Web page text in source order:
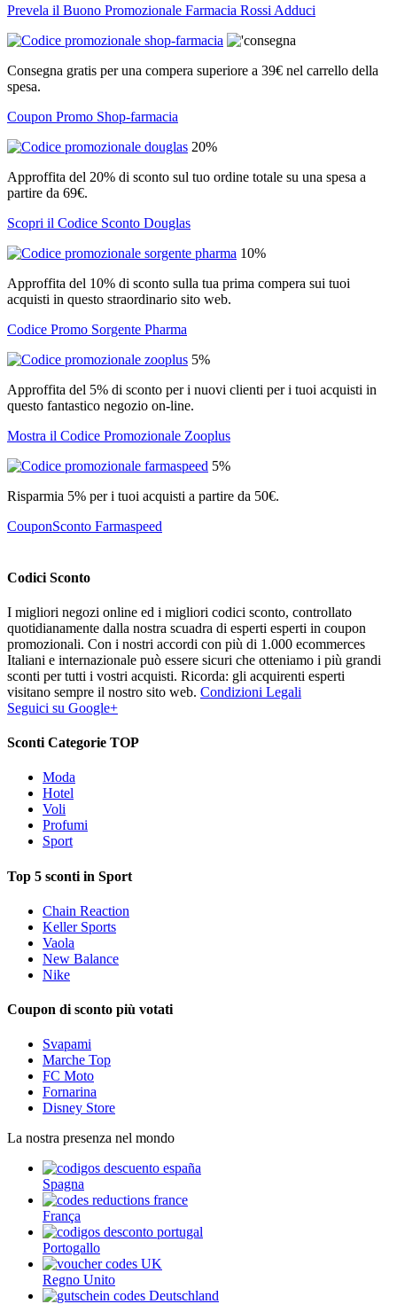
Prevela il Buono Promozionale Farmacia Rossi Adduci
Consegna gratis per una compera superiore a 39€ nel carrello della
spesa.
Coupon Promo Shop-farmacia
20%
Approffita del 20% di sconto sul tuo ordine totale su una spesa a
partire da 69€.
Scopri il Codice Sconto Douglas
10%
Approffita del 10% di sconto sulla tua prima compera sui tuoi
acquisti in questo straordinario sito web.
Codice Promo Sorgente Pharma
5%
Approffita del 5% di sconto per i nuovi clienti per i tuoi acquisti in
questo fantastico negozio on-line.
Mostra il Codice Promozionale Zooplus
5%
Risparmia 5% per i tuoi acquisti a partire da 50€.
CouponSconto Farmaspeed
Codici Sconto
I migliori negozi online ed i migliori codici sconto, controllato
quotidianamente dalla nostra scuadra di esperti esperti in coupon
promozionali. Con i nostri accordi con più di 1.000 ecommerces
Italiani e internazionale può essere sicuri che otteniamo i più grandi
sconti per tutti i vostri acquisti. Ricorda: gli acquirenti esperti
visitano sempre il nostro sito web. Condizioni Legali
Seguici su Google+
Sconti Categorie TOP
Moda
Hotel
Voli
Profumi
Sport
Top 5 sconti in Sport
Chain Reaction
Keller Sports
Vaola
New Balance
Nike
Coupon di sconto più votati
Svapami
Marche Top
FC Moto
Fornarina
Disney Store
La nostra presenza nel mondo
Spagna
França
Portogallo
Regno Unito